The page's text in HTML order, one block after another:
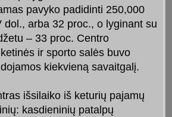
pavyko padidinti 250,000
dol., arba 32 proc., o lyginant su
– 33 proc. Centro
ir sporto salės buvo
kiekvieną savaitgalį.
išsilaiko iš keturių pajamų
kasdieninių patalpų